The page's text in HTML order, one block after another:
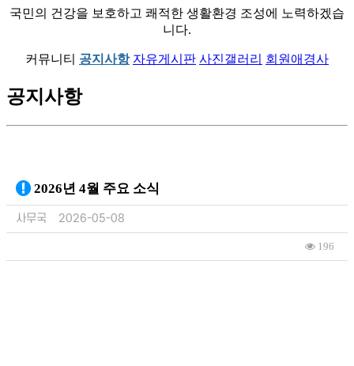
국민의 건강을 보호하고 쾌적한 생활환경 조성에 노력하겠습
니다.
커뮤니티 공지사항 자유게시판 사진갤러리 회원애경사
공지사항
2026년 4월 주요 소식
사무국 2026-05-08
196